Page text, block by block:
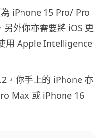
iPhone 15 Pro/ Pro
外你亦需要將 iOS 更
用 Apple Intelligence
，你手上的 iPhone 亦
Max 或 iPhone 16